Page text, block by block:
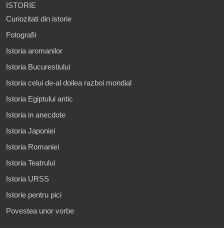
ISTORIE
Curiozitati din istorie
Fotografii
Istoria aromanilor
Istoria Bucurestiului
Istoria celui de-al doilea razboi mondial
Istoria Egiptului antic
Istoria in anecdote
Istoria Japoniei
Istoria Romaniei
Istoria Teatrului
Istoria URSS
Istorie pentru pici
Povestea unor vorbe